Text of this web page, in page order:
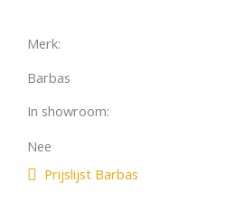
De schuin lopende
Inzettoestel, bij uitstek
Merk:
Barbas
In showroom:
Nee
Prijslijst Barbas